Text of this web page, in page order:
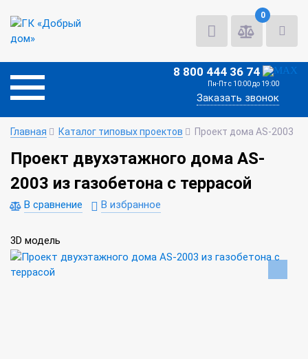
0
8 800 444 36 74
Пн-Пт с 10:00 до 19:00
Заказать звонок
Главная Каталог типовых проектов Проект дома AS-2003
Проект двухэтажного дома AS-
2003 из газобетона с террасой
В сравнение В избранное
3D модель